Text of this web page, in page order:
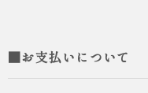
■お支払いについて